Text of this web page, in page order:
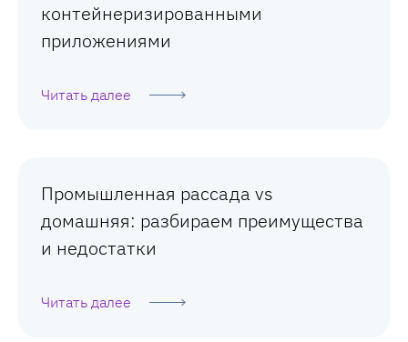
контейнеризированными
приложениями
Читать далее
Промышленная рассада vs
домашняя: разбираем преимущества
и недостатки
Читать далее